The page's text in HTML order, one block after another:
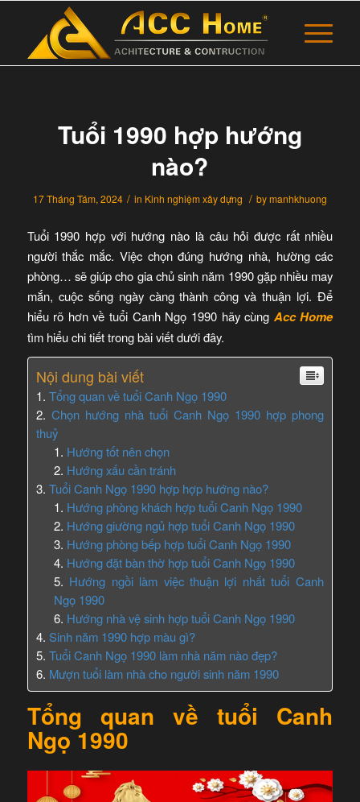
Tuổi 1990 hợp hướng
nào?
17 Tháng Tám, 2024 / in Kinh nghiệm xây dựng / bymanhkhuong
Tuổi 1990 hợp với hướng nào là câu hỏi được rất nhiều
người thắc mắc. Việc chọn đúng hướng nhà, hường các
phòng… sẽ giúp cho gia chủ sinh năm 1990 gặp nhiều may
mắn, cuộc sống ngày càng thành công và thuận lợi. Để
hiểu rõ hơn về tuổi Canh Ngọ 1990 hãy cùng Acc Home
tìm hiểu chi tiết trong bài viết dưới đây.
Nội dung bài viết
Tổng quan về tuổi Canh Ngọ 1990
Chọn hướng nhà tuổi Canh Ngọ 1990 hợp phong
thuỷ
Hướng tốt nên chọn
Hướng xấu cần tránh
Tuổi Canh Ngọ 1990 hợp hợp hướng nào?
Hướng phòng khách hợp tuổi Canh Ngọ 1990
Hướng giường ngủ hợp tuổi Canh Ngọ 1990
Hướng phòng bếp hợp tuổi Canh Ngọ 1990
Hướng đặt bàn thờ hợp tuổi Canh Ngọ 1990
Hướng ngồi làm việc thuận lợi nhất tuổi Canh
Ngọ 1990
Hướng nhà vệ sinh hợp tuổi Canh Ngọ 1990
Sinh năm 1990 hợp màu gì?
Tuổi Canh Ngọ 1990 làm nhà năm nào đẹp?
Mượn tuổi làm nhà cho người sinh năm 1990
Tổng quan về tuổi Canh
Ngọ 1990